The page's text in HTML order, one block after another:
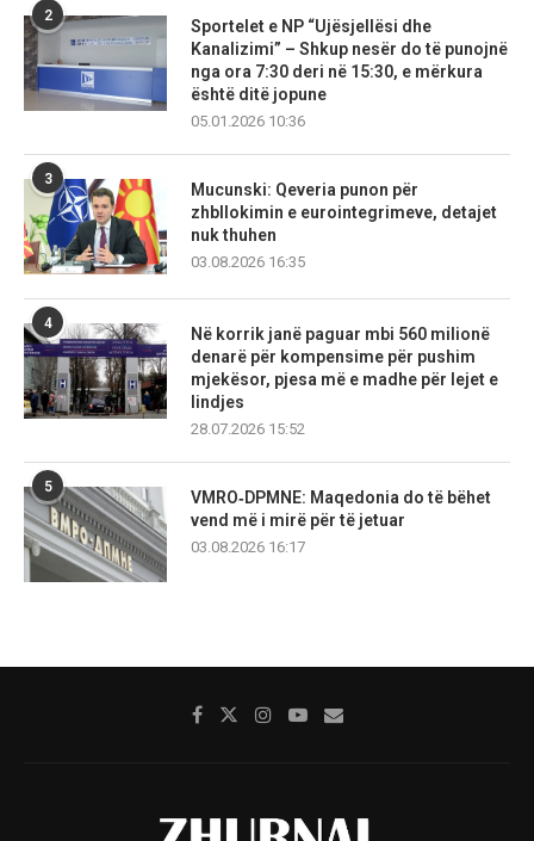
2
Sportelet e NP “Ujësjellësi dhe
Kanalizimi” – Shkup nesër do të punojnë
nga ora 7:30 deri në 15:30, e mërkura
është ditë jopune
05.01.2026 10:36
3
Mucunski: Qeveria punon për
zhbllokimin e eurointegrimeve, detajet
nuk thuhen
03.08.2026 16:35
4
Në korrik janë paguar mbi 560 milionë
denarë për kompensime për pushim
mjekësor, pjesa më e madhe për lejet e
lindjes
28.07.2026 15:52
5
VMRO‑DPMNE: Maqedonia do të bëhet
vend më i mirë për të jetuar
03.08.2026 16:17